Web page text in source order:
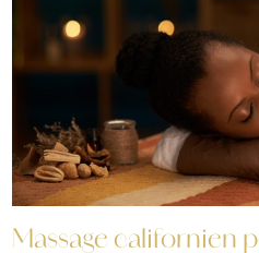
Massage californien